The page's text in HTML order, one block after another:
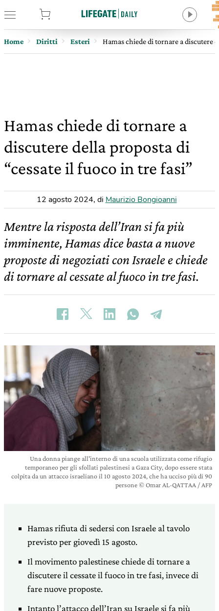
Home Diritti Esteri Hamas chiede di tornare a discutere
Hamas chiede di tornare a
discutere della proposta di
“cessate il fuoco in tre fasi”
12 agosto 2024, di Maurizio Bongioanni
Mentre la risposta dell’Iran si fa più
imminente, Hamas dice basta a nuove
proposte di negoziati con Israele e chiede
di tornare al cessate al fuoco in tre fasi.
Una donna piange all'interno di una scuola utilizzata come rifugio
temporaneo per gli sfollati palestinesi a Gaza City, dopo essere stata
colpita da un attacco israeliano il 10 agosto 2024, che ha ucciso più di 90
persone © Omar AL-QATTAA / AFP
Hamas rifiuta di sedersi con Israele al tavolo
previsto per giovedì 15 agosto.
Il movimento palestinese chiede di tornare a
discutere il cessate il fuoco in tre fasi, invece di
fare nuove proposte.
Intanto l’attacco dell’Iran su Israele si fa più